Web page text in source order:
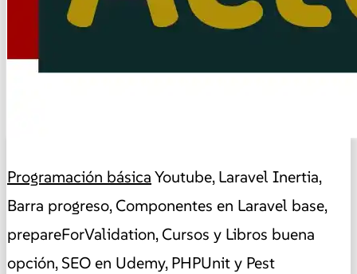
Programación básicaYoutube, Laravel Inertia,
Barra progreso, Componentes en Laravel base,
prepareForValidation, Cursos y Libros buena
opción, SEO en Udemy, PHPUnit y Pest